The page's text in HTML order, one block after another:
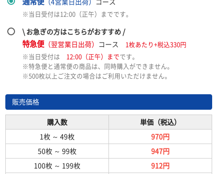
※当日受付は12:00（正午）までです。
\ お急ぎの方はこちらがおすすめ /
特急便（翌営業日出荷） コース
1枚あたり+税込330円
※当日受付は 12:00（正午）までです。
※特急便と通常便の商品は、同時購入ができません。
※500枚以上ご注文の場合はご利用いただけません。
販売価格
購入数
単価（税込）
1枚 ～ 49枚
970円
50枚 ～ 99枚
947円
100枚 ～ 199枚
912円